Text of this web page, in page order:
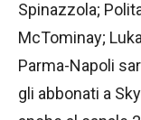
Spinazzola;
McTominay;
Parma-Napoli
gli abbonati a